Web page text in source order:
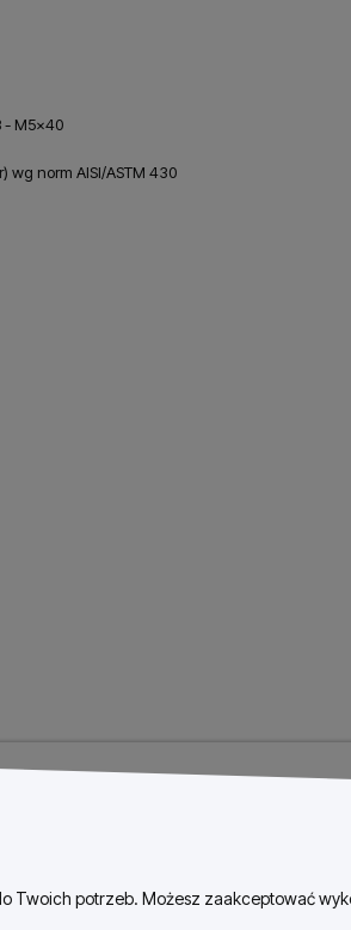
- M5x40
wg norm AISI/ASTM 430
Twoich potrzeb. Możesz zaakceptować